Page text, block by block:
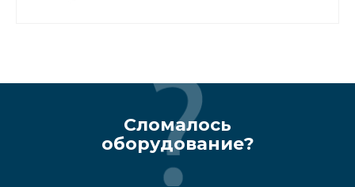
Сломалось
оборудование?